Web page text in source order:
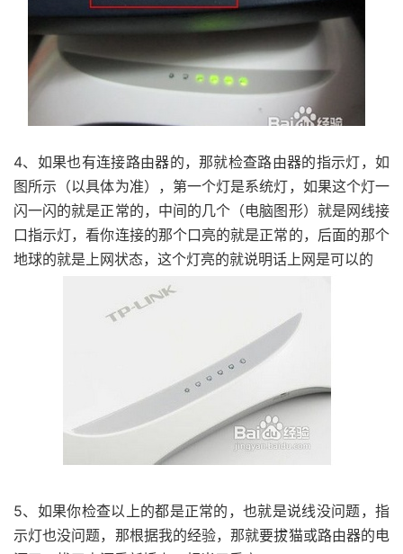
4、如果也有连接路由器的，那就检查路由器的指示灯，如
图所示（以具体为准），第一个灯是系统灯，如果这个灯一
闪一闪的就是正常的，中间的几个（电脑图形）就是网线接
口指示灯，看你连接的那个口亮的就是正常的，后面的那个
地球的就是上网状态，这个灯亮的就说明话上网是可以的
5、如果你检查以上的都是正常的，也就是说线没问题，指
示灯也没问题，那根据我的经验，那就要拔猫或路由器的电